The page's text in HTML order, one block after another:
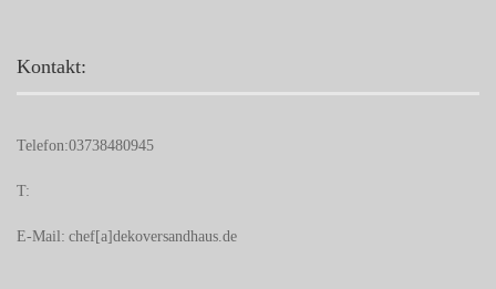
Kontakt:
Telefon:03738480945
T:
E-Mail: chef[a]dekoversandhaus.de